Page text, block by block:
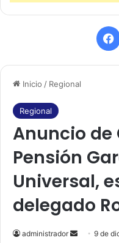
Inicio / Regional
Regional
Anuncio de
Pensión
Universal,
delegado
administrador 9 de